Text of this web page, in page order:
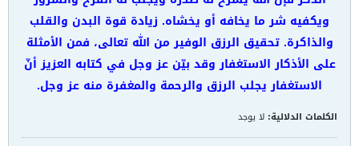
ويكفيه شر ما يخافه أو يخشاه. زيادة قوة البدن والقلب
والذاكرة. تحقيق الرزق الوفير من الله تعالى، فمن الأمثلة
على الأذكار الاستغفار وقد بيّن عز وجل في كتابه العزيز أنّ
الاستغفار يجلب الرزق والرحمة والمغفرة منه عز وجل.
الكلمات الدلالية: لا يوجد